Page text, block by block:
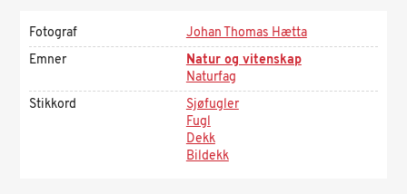
Fotograf
Johan Thomas Hætta
Emner
Natur og vitenskap
Naturfag
Stikkord
Sjøfugler
Fugl
Dekk
Bildekk